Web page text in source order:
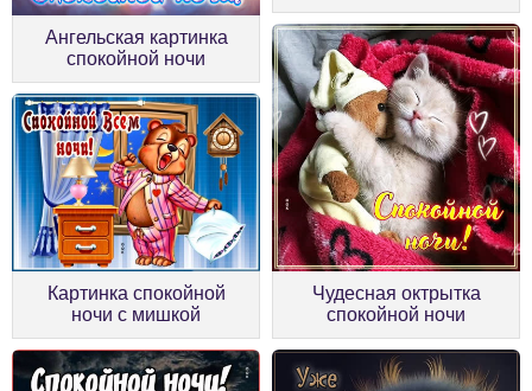
Ангельская картинка
спокойной ночи
Картинка спокойной
ночи с мишкой
Чудесная октрытка
спокойной ночи